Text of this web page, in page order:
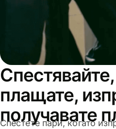
плащате,
получавате
Спестете пари, когато